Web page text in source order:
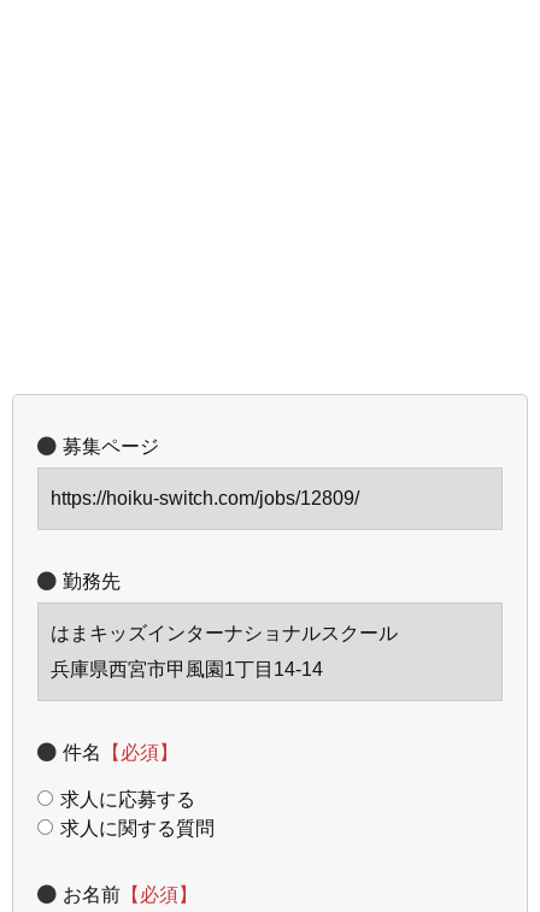
募集ページ
https://hoiku-switch.com/jobs/12809/
勤務先
はまキッズインターナショナルスクール
兵庫県西宮市甲風園1丁目14-14
件名 【必須】
求人に応募する
求人に関する質問
お名前 【必須】